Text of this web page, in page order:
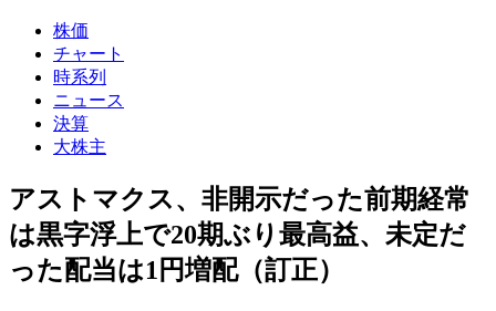
株価
チャート
時系列
ニュース
決算
大株主
アストマクス、非開示だった前期経常
は黒字浮上で20期ぶり最高益、未定だ
った配当は1円増配（訂正）